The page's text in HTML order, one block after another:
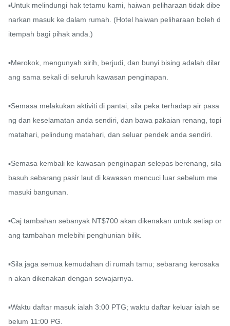
▪️Untuk melindungi hak tetamu kami, haiwan peliharaan tidak dibe
narkan masuk ke dalam rumah. (Hotel haiwan peliharaan boleh d
itempah bagi pihak anda.)
▪️Merokok, mengunyah sirih, berjudi, dan bunyi bising adalah dilar
ang sama sekali di seluruh kawasan penginapan.
▪️Semasa melakukan aktiviti di pantai, sila peka terhadap air pasa
ng dan keselamatan anda sendiri, dan bawa pakaian renang, topi
matahari, pelindung matahari, dan seluar pendek anda sendiri.
▪️Semasa kembali ke kawasan penginapan selepas berenang, sila
basuh sebarang pasir laut di kawasan mencuci luar sebelum me
masuki bangunan.
▪️Caj tambahan sebanyak NT$700 akan dikenakan untuk setiap or
ang tambahan melebihi penghunian bilik.
▪️Sila jaga semua kemudahan di rumah tamu; sebarang kerosaka
n akan dikenakan dengan sewajarnya.
▪️Waktu daftar masuk ialah 3:00 PTG; waktu daftar keluar ialah se
belum 11:00 PG.